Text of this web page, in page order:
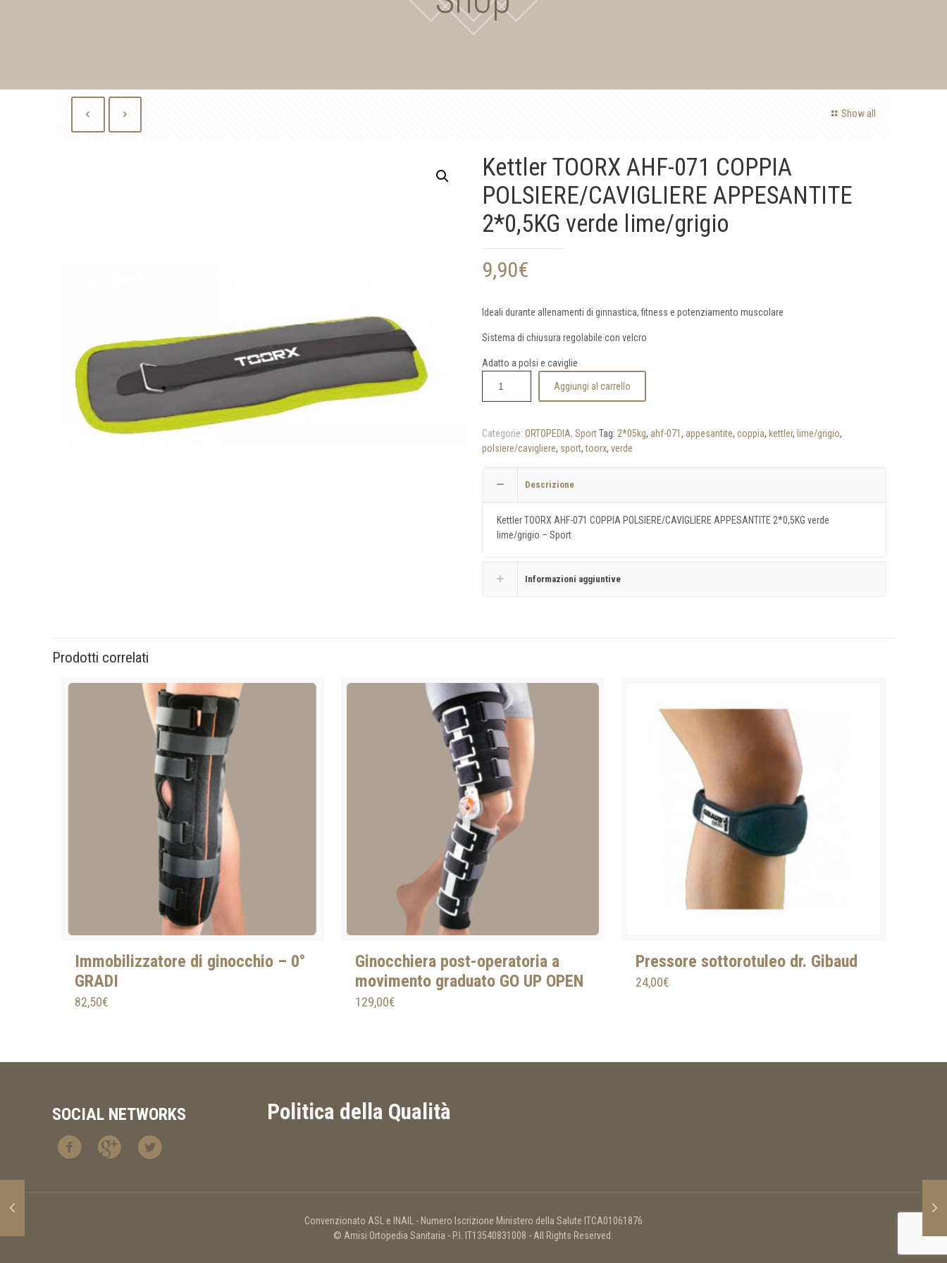
Show all
Kettler TOORX AHF-071 COPPIA
POLSIERE/CAVIGLIERE APPESANTITE
2*0,5KG verde lime/grigio
9,90€
Ideali durante allenamenti di ginnastica, fitness e potenziamento muscolare
Sistema di chiusura regolabile con velcro
Adatto a polsi e caviglie
Aggiungi al carrello
Categorie: ORTOPEDIA, SportTag: 2*05kg, ahf-071, appesantite, coppia, kettler, lime/grigio,
polsiere/cavigliere, sport,toorx, verde
Descrizione
Kettler TOORX AHF-071 COPPIA POLSIERE/CAVIGLIERE APPESANTITE 2*0,5KG verde
lime/grigio – Sport
Informazioni aggiuntive
Prodotti correlati
Immobilizzatore di ginocchio – 0°
GRADI
82,50€
Ginocchiera post-operatoria a
movimento graduato GO UP OPEN
129,00€
Pressore sottorotuleo dr. Gibaud
24,00€
SOCIAL NETWORKS Politica della Qualità
Convenzionato ASL e INAIL - Numero Iscrizione Ministero della Salute ITCA01061876
© Amisi Ortopedia Sanitaria - P.I. IT13540831008 - All Rights Reserved.